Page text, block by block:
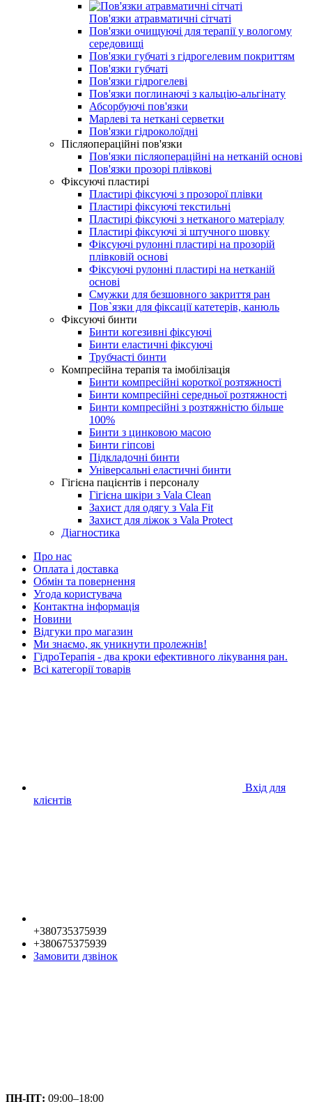
Пов'язки атравматичні сітчаті
Пов'язки очищуючі для терапії у вологому
середовищі
Пов'язки губчаті з гідрогелевим покриттям
Пов'язки губчаті
Пов'язки гідрогелеві
Пов'язки поглинаючі з кальцію-альгінату
Абсорбуючі пов'язки
Марлеві та неткані серветки
Пов'язки гідроколоїдні
Післяопераційні пов'язки
Пов'язки післяопераційні на нетканій основі
Пов'язки прозорі плівкові
Фіксуючі пластирі
Пластирі фіксуючі з прозорої плівки
Пластирі фіксуючі текстильні
Пластирі фіксуючі з нетканого матеріалу
Пластирі фіксуючі зі штучного шовку
Фіксуючі рулонні пластирі на прозорій
плівковій основі
Фіксуючі рулонні пластирі на нетканій
основі
Смужки для безшовного закриття ран
Пов`язки для фіксації катетерів, канюль
Фіксуючі бинти
Бинти когезивні фіксуючі
Бинти еластичні фіксуючі
Трубчасті бинти
Компресійна терапія та імобілізація
Бинти компресійні короткої розтяжності
Бинти компресійні середньої розтяжності
Бинти компресійні з розтяжністю більше
100%
Бинти з цинковою масою
Бинти гіпсові
Підкладочні бинти
Універсальні еластичні бинти
Гігієна пацієнтів і персоналу
Гігієна шкіри з Vala Clean
Захист для одягу з Vala Fit
Захист для ліжок з Vala Protect
Діагностика
Про нас
Оплата і доставка
Обмін та повернення
Угода користувача
Контактна інформація
Новини
Відгуки про магазин
Ми знаємо, як уникнути пролежнів!
ГідроТерапія - два кроки ефективного лікування ран.
Всі категорії товарів
Вхід для
клієнтів
+380735375939
+380675375939
Замовити дзвінок
ПН-ПТ: 09:00–18:00